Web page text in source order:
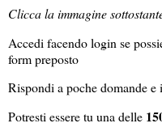
Clicca la immagine
Accedi facendo login se
form preposto
Rispondi a poche domande e
Potresti essere tu una delle